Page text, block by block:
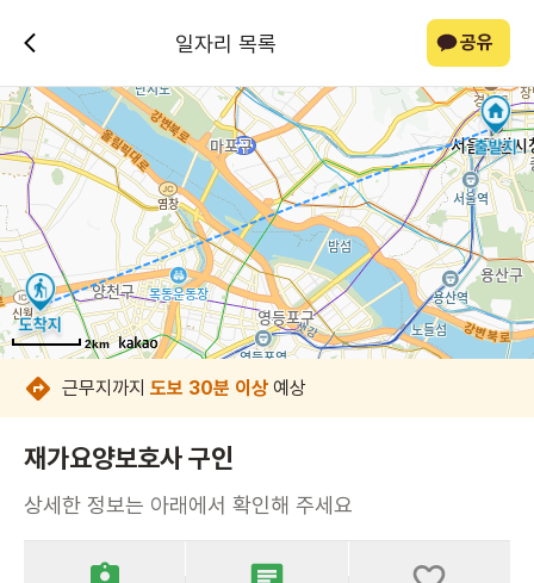
일자리 목록 공유
2km
2km
2km
2km
2km
2km
2km
2km
근무지까지 도보 30분 이상 예상
재가요양보호사 구인
상세한 정보는 아래에서 확인해 주세요